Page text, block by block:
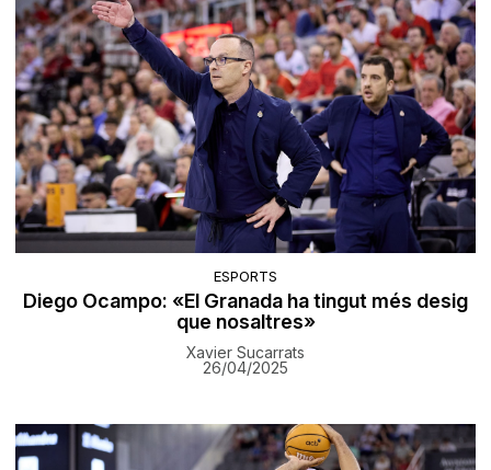
ESPORTS
Diego Ocampo: «El Granada ha tingut més desig
que nosaltres»
Xavier Sucarrats
26/04/2025